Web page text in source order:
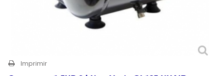
Imprimir